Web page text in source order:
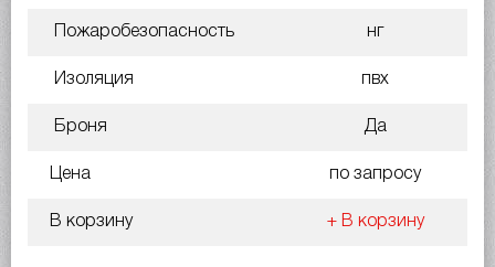
Пожаробезопасность нг
Изоляция пвх
Броня Да
Цена по запросу
В корзину + В корзину